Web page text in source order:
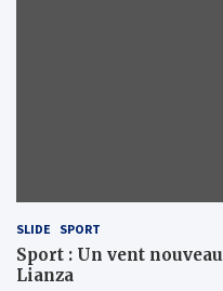
SLIDE SPORT
Sport : Un vent
Lianza